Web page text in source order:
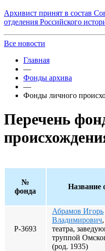
Архивист принят в состав
отделения Российского
Все новости
Главная
—
Фонды архива
—
Фонды личного
Перечень
№
фонда
Название
Р-3693
Абрамов Игорь
Владимирович
театра,
труппой
(род. 1935)